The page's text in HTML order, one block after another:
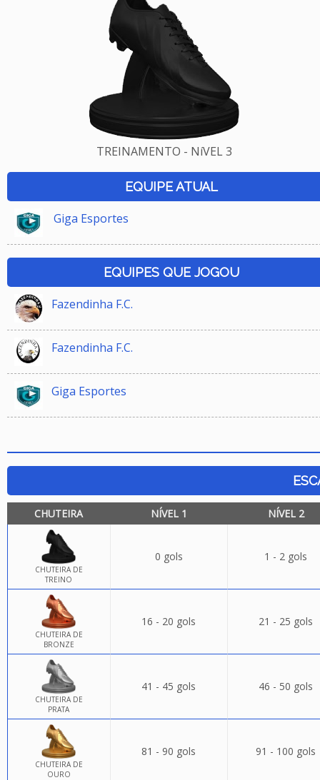
TREINAMENTO - NíVEL 3
EQUIPE ATUAL
Giga Esportes
EQUIPES QUE JOGOU
Fazendinha F.C.
Fazendinha F.C.
Giga Esportes
CHUTEIRA NÍVEL 1 NÍVEL 2
CHUTEIRA DE
TREINO
0 gols 1 - 2 gols
CHUTEIRA DE
BRONZE
16 - 20 gols 21 - 25 gols
CHUTEIRA DE
PRATA
41 - 45 gols 46 - 50 gols
CHUTEIRA DE
OURO
81 - 90 gols 91 - 100 gols